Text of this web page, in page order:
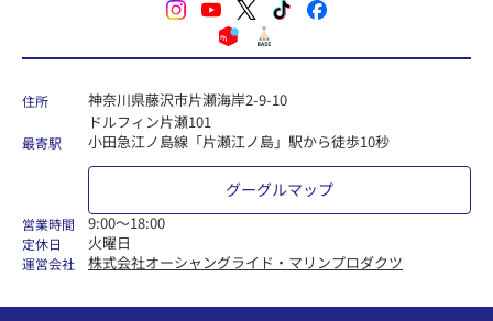
住所
神奈川県藤沢市片瀬海岸2-9-10
ドルフィン片瀬101
最寄駅 小田急江ノ島線「片瀬江ノ島」駅から徒歩10秒
グーグルマップ
営業時間 9:00〜18:00
定休日 火曜日
運営会社 株式会社オーシャングライド・マリンプロダクツ